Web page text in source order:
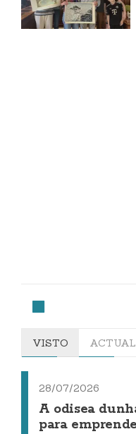
VISTO ACTUAL
28/07/2026
A odisea
para